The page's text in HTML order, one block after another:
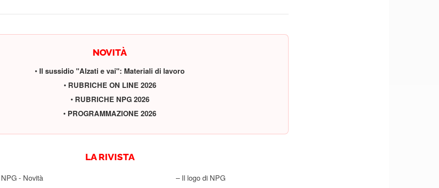
NOVITÀ
• Il sussidio "Alzati e vai": Materiali di lavoro
• RUBRICHE ON LINE 2026
• RUBRICHE NPG 2026
• PROGRAMMAZIONE 2026
LA RIVISTA
- Novità
– Il logo di NPG